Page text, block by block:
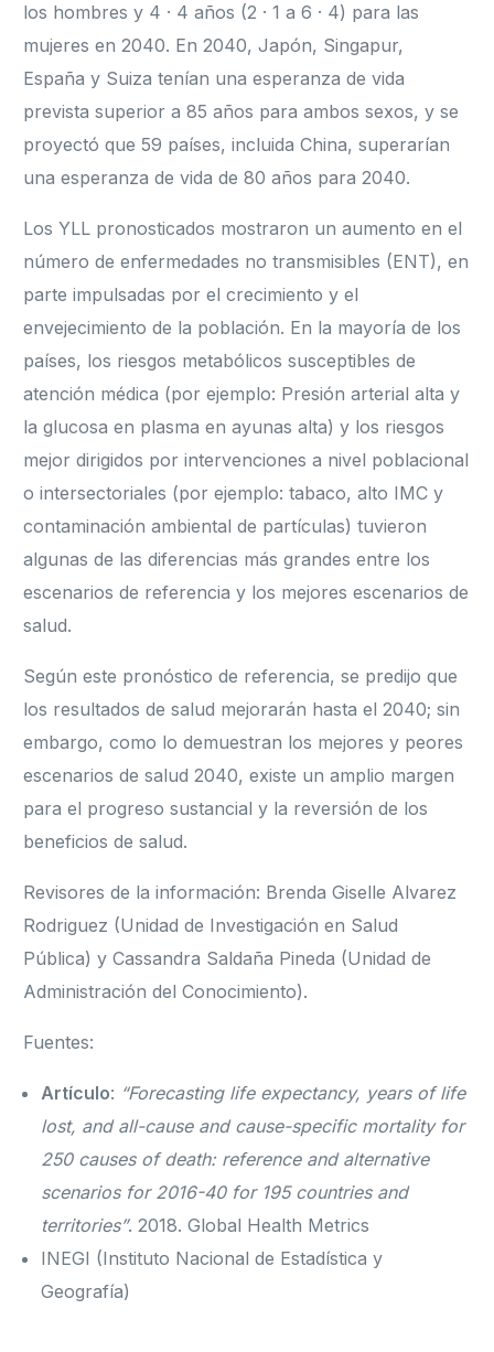
los hombres y 4 · 4 años (2 · 1 a 6 · 4) para las
mujeres en 2040. En 2040, Japón, Singapur,
España y Suiza tenían una esperanza de vida
prevista superior a 85 años para ambos sexos, y se
proyectó que 59 países, incluida China, superarían
una esperanza de vida de 80 años para 2040.
Los YLL pronosticados mostraron un aumento en el
número de enfermedades no transmisibles (ENT), en
parte impulsadas por el crecimiento y el
envejecimiento de la población. En la mayoría de los
países, los riesgos metabólicos susceptibles de
atención médica (por ejemplo: Presión arterial alta y
la glucosa en plasma en ayunas alta) y los riesgos
mejor dirigidos por intervenciones a nivel poblacional
o intersectoriales (por ejemplo: tabaco, alto IMC y
contaminación ambiental de partículas) tuvieron
algunas de las diferencias más grandes entre los
escenarios de referencia y los mejores escenarios de
salud.
Según este pronóstico de referencia, se predijo que
los resultados de salud mejorarán hasta el 2040; sin
embargo, como lo demuestran los mejores y peores
escenarios de salud 2040, existe un amplio margen
para el progreso sustancial y la reversión de los
beneficios de salud.
Revisores de la información: Brenda Giselle Alvarez
Rodriguez (Unidad de Investigación en Salud
Pública) y Cassandra Saldaña Pineda (Unidad de
Administración del Conocimiento).
Fuentes:
Artículo: “Forecasting life expectancy, years of life
lost, and all-cause and cause-specific mortality for
250 causes of death: reference and alternative
scenarios for 2016-40 for 195 countries and
territories”. 2018. Global Health Metrics
INEGI (Instituto Nacional de Estadística y
Geografía)